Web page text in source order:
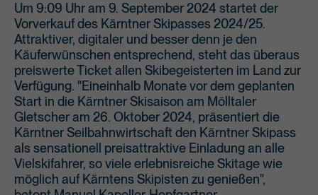
Um 9:09 Uhr am 9. September 2024 startet der
Vorverkauf des Kärntner Skipasses 2024/25.
Attraktiver, digitaler und besser denn je den
Käuferwünschen entsprechend, steht das überaus
preiswerte Ticket allen Skibegeisterten im Land zur
Verfügung. "Eineinhalb Monate vor dem geplanten
Start in die Kärntner Skisaison am Mölltaler
Gletscher am 26. Oktober 2024, präsentiert die
Kärntner Seilbahnwirtschaft den Kärntner Skipass
als sensationell preisattraktive Einladung an alle
Vielskifahrer, so viele erlebnisreiche Skitage wie
möglich auf Kärntens Skipisten zu genießen",